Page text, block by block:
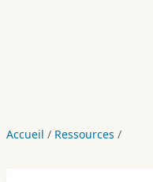
Accueil / Ressources /